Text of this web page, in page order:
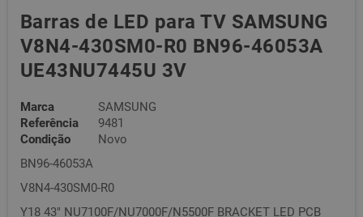
Barras de LED para TV SAMSUNG
V8N4-430SM0-R0 BN96-46053A
UE43NU7445U 3V
Marca
SAMSUNG
Referência
9481
Condição
Novo
BN96-46053A
V8N4-430SM0-R0
Y18 43" NU7100F/NU7000F/N5500F BRACKET LED PCB